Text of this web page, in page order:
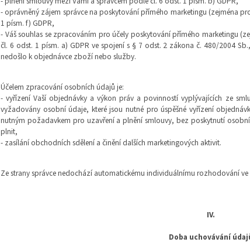
- oprávněný zájem správce na poskytování přímého marketingu (zejména
1 písm. f) GDPR,
- Váš souhlas se zpracováním pro účely poskytování přímého marketingu
čl. 6 odst. 1 písm. a) GDPR ve spojení s § 7 odst. 2 zákona č. 480/2004
nedošlo k objednávce zboží nebo služby.
Účelem zpracování osobních údajů je:
- vyřízení Vaší objednávky a výkon práv a povinností vyplývajících ze
vyžadovány osobní údaje, které jsou nutné pro úspěšné vyřízení
nutným požadavkem pro uzavření a plnění smlouvy, bez poskytnutí
plnit,
- zasílání obchodních sdělení a činění dalších marketingových aktivit.
Ze strany správce nedochází automatickému individuálnímu rozhodování ve
IV.
Doba uchovávání